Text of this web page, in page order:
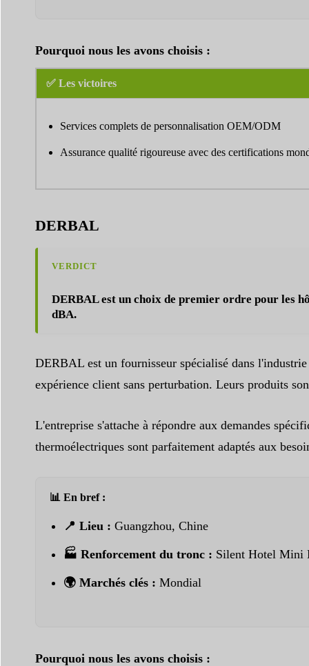
Pourquoi nous les avons choisis :
✅ Les victoires
Services complets de personnalisation OEM/ODM
Assurance qualité rigoureuse avec des certifications
DERBAL
VERDICT
DERBAL est un choix de premier ordre pour les
dBA.
DERBAL est un fournisseur spécialisé dans
expérience client sans perturbation. Leurs produits
L'entreprise s'attache à répondre aux demandes
thermoélectriques sont parfaitement adaptés aux
📊 En bref :
📍 Lieu : Guangzhou, Chine
🏭 Renforcement du tronc : Silent Hotel Mini
🌍 Marchés clés : Mondial
Pourquoi nous les avons choisis :